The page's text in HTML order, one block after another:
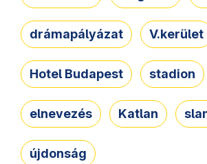
drámapályázat V.kerület
Hotel Budapest stadion
elnevezés Katlan
újdonság